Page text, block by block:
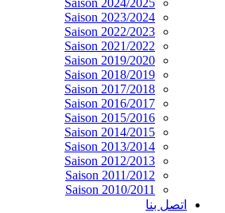
Saison 2024/2025
Saison 2023/2024
Saison 2022/2023
Saison 2021/2022
Saison 2019/2020
Saison 2018/2019
Saison 2017/2018
Saison 2016/2017
Saison 2015/2016
Saison 2014/2015
Saison 2013/2014
Saison 2012/2013
Saison 2011/2012
Saison 2010/2011
اتصل بنا